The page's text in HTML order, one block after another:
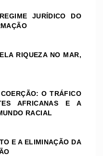
JURÍDICO DO
RIQUEZA NO MAR,
O TRÁFICO
AFRICANAS E A
RACIAL
E A ELIMINAÇÃO DA